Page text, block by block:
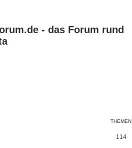
- das Forum rund
THEMEN
114